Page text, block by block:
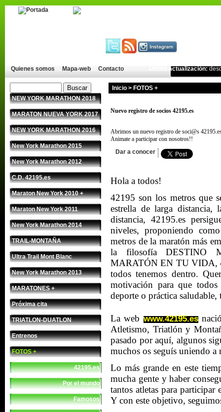
Quienes somos Mapa-web Contacto Última actualización:
NEW YORK MARATHON 2018
MARATON NUEVA YORK 2017
NEW YORK MARATHON 2016
New York Marathon 2015
New York Marathon 2012
C.D. 42195.es
Maraton New York 2010 +
Maraton New York 2011
New York Marathon 2014
TRAIL-MONTAÑA
Ultra Trail Mont Blanc
New York Marathon 2013
MARATONES +
Próxima cita
TRIATLON-DUATLON
Entrenos
FOTOS +
42195.es
Por el mundo
Famosos
Inicio > FOTOS +
Nuevo registro de socios 42195.es
Abrimos un nuevo registro de soci@s
Animate a participar con nosotros!!
Dar a conocer
Hola a todos!
42195 son los metros que
estrella de larga distancia,
distancia, 42195.es
niveles, proponiendo
metros de la maratón más
la filosofía DESTINO
MARATÓN EN TU VIDA,
todos tenemos dentro.
motivación para que
deporte o práctica
La web www.42195.es
Atletismo, Triatlón y
pasado por aquí, algunos
muchos os seguís uniendo
Lo más grande en este
mucha gente y haber
tantos atletas para participar
Y con este objetivo,